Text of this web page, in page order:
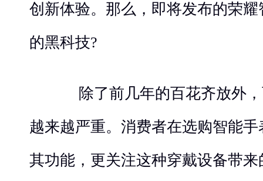
创新体验。那么，即将发布的荣
的黑科技?
除了前几年的百花齐放外，
越来越严重。消费者在选购智能
其功能，更关注这种穿戴设备带